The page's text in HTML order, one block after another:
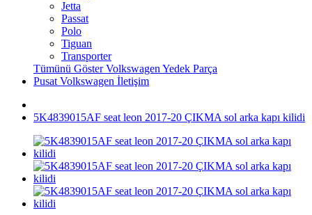
Jetta
Passat
Polo
Tiguan
Transporter
Tümünü Göster Volkswagen Yedek Parça
Pusat Volkswagen İletişim
5K4839015AF seat leon 2017-20 ÇIKMA sol arka kapı kilidi